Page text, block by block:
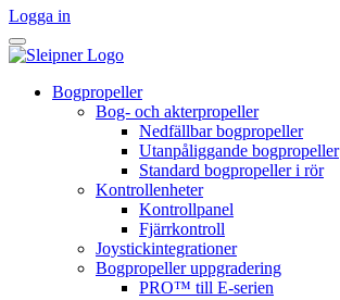
Logga in
Bogpropeller
Bog- och akterpropeller
Nedfällbar bogpropeller
Utanpåliggande bogpropeller
Standard bogpropeller i rör
Kontrollenheter
Kontrollpanel
Fjärrkontroll
Joystickintegrationer
Bogpropeller uppgradering
PRO™ till E-serien